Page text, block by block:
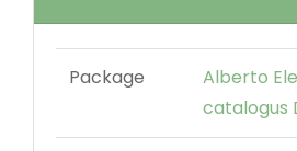
Package
Alberto
catalogus